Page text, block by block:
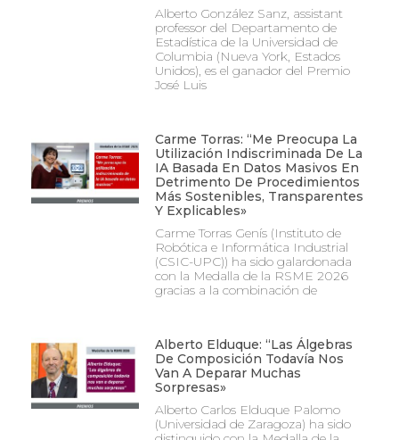
Alberto González Sanz, assistant
professor del Departamento de
Estadística de la Universidad de
Columbia (Nueva York, Estados
Unidos), es el ganador del Premio
José Luis
Carme Torras: “Me Preocupa La
Utilización Indiscriminada De La
IA Basada En Datos Masivos En
Detrimento De Procedimientos
Más Sostenibles, Transparentes
Y Explicables»
Carme Torras Genís (Instituto de
Robótica e Informática Industrial
(CSIC-UPC)) ha sido galardonada
con la Medalla de la RSME 2026
gracias a la combinación de
Alberto Elduque: “Las Álgebras
De Composición Todavía Nos
Van A Deparar Muchas
Sorpresas»
Alberto Carlos Elduque Palomo
(Universidad de Zaragoza) ha sido